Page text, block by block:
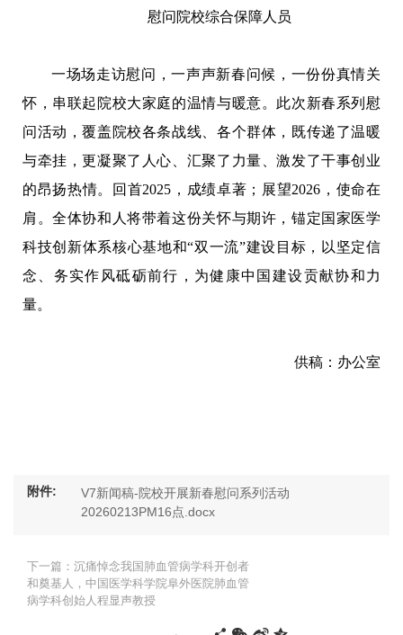
慰问院校综合保障人员
一场场走访慰问，一声声新春问候，一份份真情关
怀，串联起院校大家庭的温情与暖意。此次新春系列慰
问活动，覆盖院校各条战线、各个群体，既传递了温暖
与牵挂，更凝聚了人心、汇聚了力量、激发了干事创业
的昂扬热情。回首2025，成绩卓著；展望2026，使命在
肩。全体协和人将带着这份关怀与期许，锚定国家医学
科技创新体系核心基地和“双一流”建设目标，以坚定信
念、务实作风砥砺前行，为健康中国建设贡献协和力
量。
供稿：办公室
附件:
V7新闻稿-院校开展新春慰问系列活动
20260213PM16点.docx
下一篇：沉痛悼念我国肺血管病学科开创者
和奠基人，中国医学科学院阜外医院肺血管
病学科创始人程显声教授